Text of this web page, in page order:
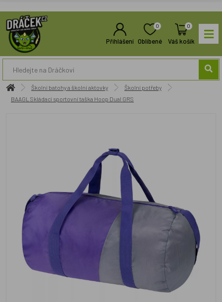
Přihlášení
0
Oblíbené
0
Váš košík
Školní batohy a školní aktovky
Školní potřeby
BAAGL Skládací sportovní taška Hoop Dual GRS